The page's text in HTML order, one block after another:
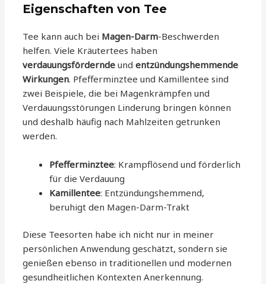
Eigenschaften von Tee
Tee kann auch bei Magen-Darm-Beschwerden
helfen. Viele Kräutertees haben
verdauungsfördernde undentzündungshemmende
Wirkungen. Pfefferminztee und Kamillentee sind
zwei Beispiele, die bei Magenkrämpfen und
Verdauungsstörungen Linderung bringen können
und deshalb häufig nach Mahlzeiten getrunken
werden.
Pfefferminztee: Krampflösend und förderlich
für die Verdauung
Kamillentee: Entzündungshemmend,
beruhigt den Magen-Darm-Trakt
Diese Teesorten habe ich nicht nur in meiner
persönlichen Anwendung geschätzt, sondern sie
genießen ebenso in traditionellen und modernen
gesundheitlichen Kontexten Anerkennung.